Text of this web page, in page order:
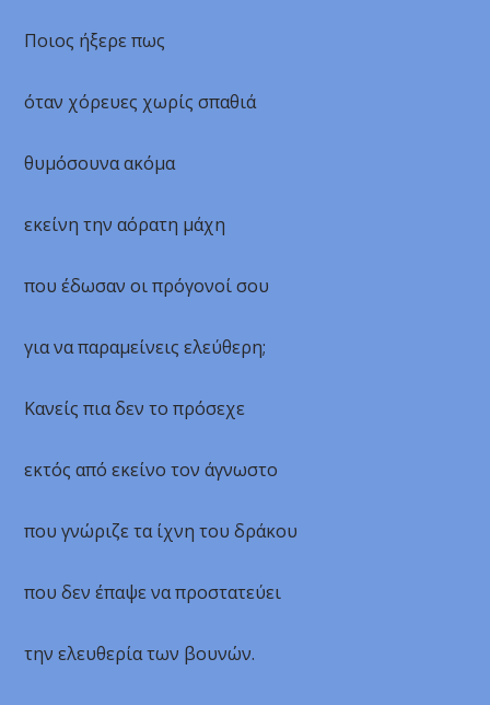
Ποιος ήξερε πως
όταν χόρευες χωρίς σπαθιά
θυμόσουνα ακόμα
εκείνη την αόρατη μάχη
που έδωσαν οι πρόγονοί σου
για να παραμείνεις ελεύθερη;
Κανείς πια δεν το πρόσεχε
εκτός από εκείνο τον άγνωστο
που γνώριζε τα ίχνη του δράκου
που δεν έπαψε να προστατεύει
την ελευθερία των βουνών.